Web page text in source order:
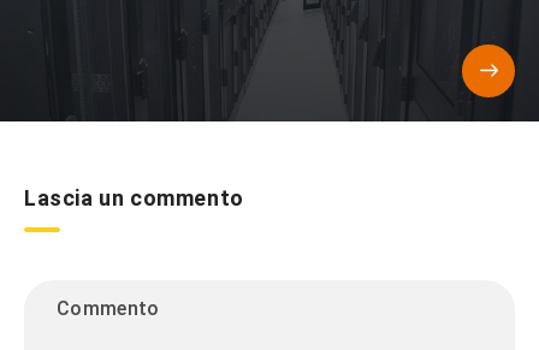
Lascia un commento